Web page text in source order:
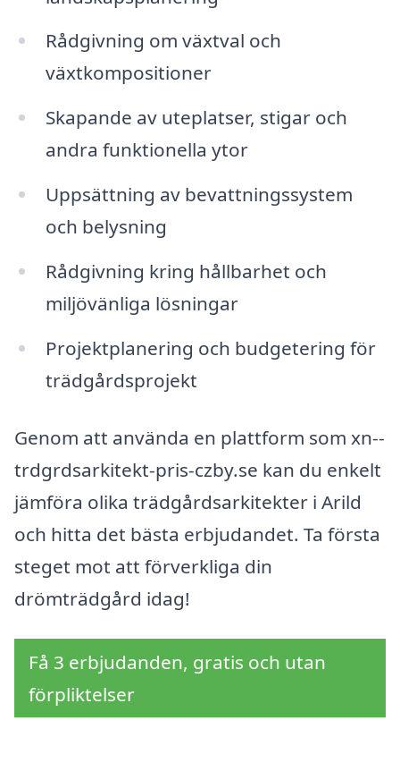
Rådgivning om växtval och
växtkompositioner
Skapande av uteplatser, stigar och
andra funktionella ytor
Uppsättning av bevattningssystem
och belysning
Rådgivning kring hållbarhet och
miljövänliga lösningar
Projektplanering och budgetering för
trädgårdsprojekt
Genom att använda en plattform som xn--
trdgrdsarkitekt-pris-czby.se kan du enkelt
jämföra olika trädgårdsarkitekter i Arild
och hitta det bästa erbjudandet. Ta första
steget mot att förverkliga din
drömträdgård idag!
Få 3 erbjudanden, gratis och utan
förpliktelser